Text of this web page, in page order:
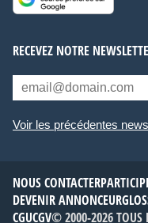
RECEVEZ NOTRE
Voir les précédentes
NOUS CONTACTER
DEVENIR ANNONCEUR
CGUCGV© 2000-2026 TOUS